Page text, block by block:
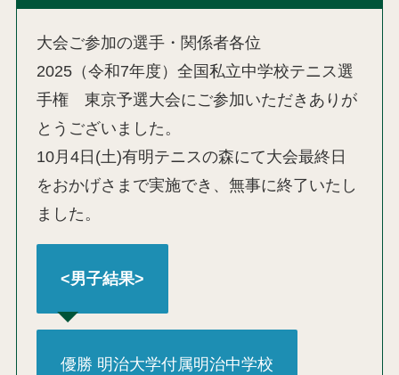
大会ご参加の選手・関係者各位
2025（令和7年度）全国私立中学校テニス選
手権 東京予選大会にご参加いただきありが
とうございました。
10月4日(土)有明テニスの森にて大会最終日
をおかげさまで実施でき、無事に終了いたし
ました。
<男子結果>
優勝 明治大学付属明治中学校